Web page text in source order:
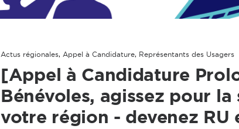
Actus régionales, Appel à Candidature, Représentants des Usagers
[Appel à Candidature
Bénévoles, agissez pour la
votre région - devenez RU